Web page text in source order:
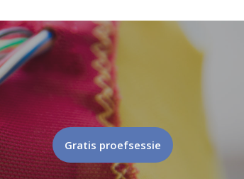
Gratis proefsessie